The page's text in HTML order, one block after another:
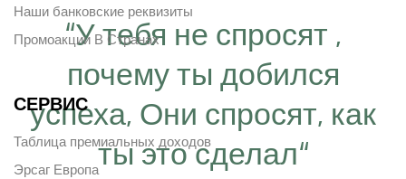
“У тебя не спросят ,
почему ты добился
успеха, Они спросят, как
ты это сделал“
Наши банковские реквизиты
Промоакции В Странах
СЕРВИС
Таблица премиальных доходов
Эрсаг Европа